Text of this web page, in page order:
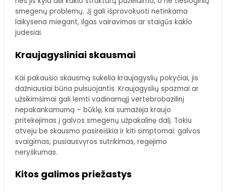
smegenų problemų. Jį gali išprovokuoti netinkama
laikysena miegant, ilgas vairavimas ar staigūs kaklo
judesiai.
Kraujagysliniai skausmai
Kai pakaušio skausmą sukelia kraujagyslių pokyčiai, jis
dažniausiai būna pulsuojantis. Kraujagyslių spazmai ar
užsikimšimai gali lemti vadinamąjį vertebrobazilinį
nepakankamumą – būklę, kai sumažėja kraujo
pritekėjimas į galvos smegenų užpakalinę dalį. Tokiu
atveju be skausmo pasireiškia ir kiti simptomai: galvos
svaigimas, pusiausvyros sutrikimas, regėjimo
neryškumas.
Kitos galimos priežastys